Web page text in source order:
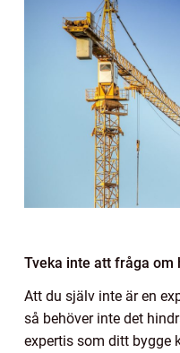
Tveka inte att fråga om
Att du själv inte är en
så behöver inte det
expertis som ditt bygge